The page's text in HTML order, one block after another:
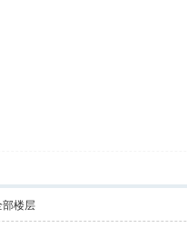
部楼层